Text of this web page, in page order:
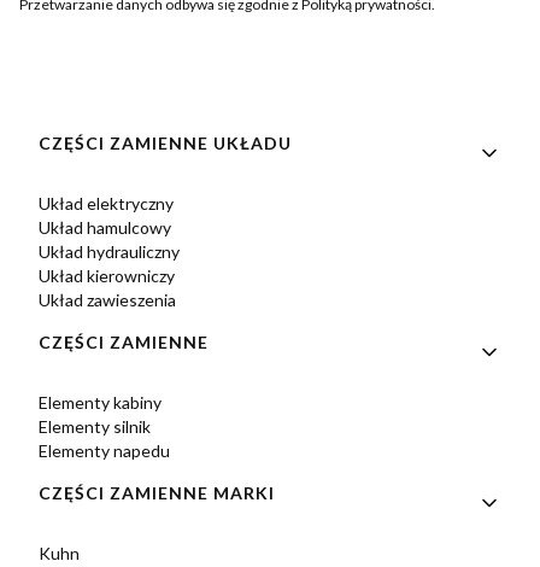
Przetwarzanie danych odbywa się zgodnie z Polityką prywatności.
Linki w stopce
CZĘŚCI ZAMIENNE UKŁADU
Układ elektryczny
Układ hamulcowy
Układ hydrauliczny
Układ kierowniczy
Układ zawieszenia
CZĘŚCI ZAMIENNE
Elementy kabiny
Elementy silnik
Elementy napedu
CZĘŚCI ZAMIENNE MARKI
Kuhn